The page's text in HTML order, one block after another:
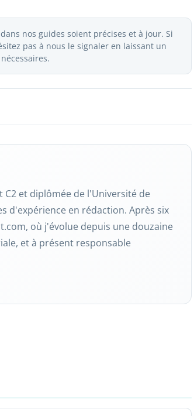
nos guides soient précises et à jour. Si
pas à nous le signaler en laissant un
C2 et diplômée de l'Université de
d'expérience en rédaction. Après six
où j'évolue depuis une douzaine
et à présent responsable